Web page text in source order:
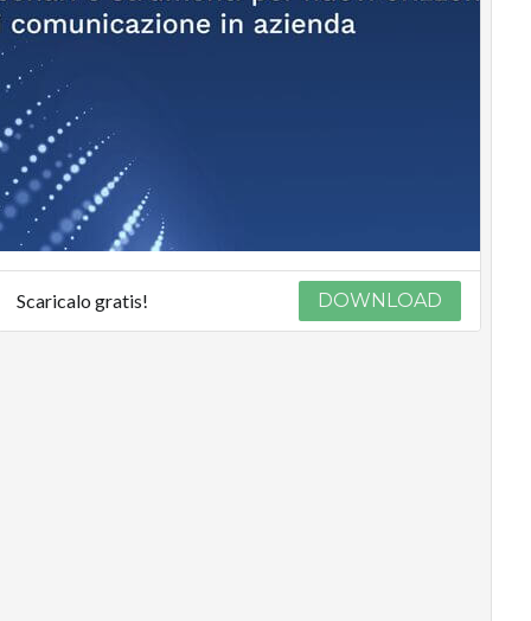
Scaricalo gratis! DOWNLOAD